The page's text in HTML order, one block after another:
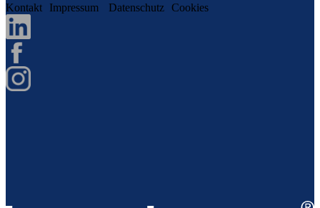
Kontakt Impressum Datenschutz Cookies